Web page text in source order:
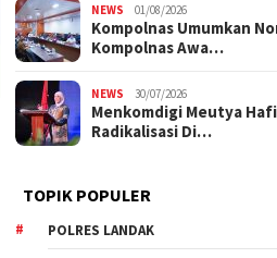
NEWS 01/08/2026
Kompolnas Umumkan
Kompolnas Awa…
NEWS 30/07/2026
Menkomdigi Meutya
Radikalisasi Di…
TOPIK POPULER
POLRES LANDAK